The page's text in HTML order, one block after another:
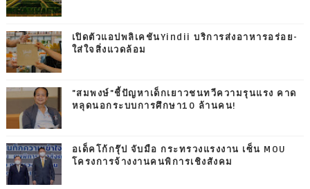
เปิดตัวแอปพลิเคชันYindii บริการส่งอาหารอร่อย-
ใส่ใจสิ่งแวดล้อม
"สมพงษ์"ชี้ปัญหาเด็กเยาวชนทวีความรุนแรง คาด
หลุดนอกระบบการศึกษา10 ล้านคน!
อเด็คโก้กรุ๊ป จับมือ กระทรวงแรงงาน เซ็น MOU
โครงการจ้างงานคนพิการเชิงสังคม